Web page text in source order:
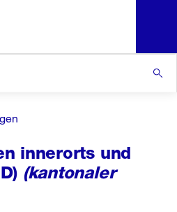
innerorts und
(kantonaler